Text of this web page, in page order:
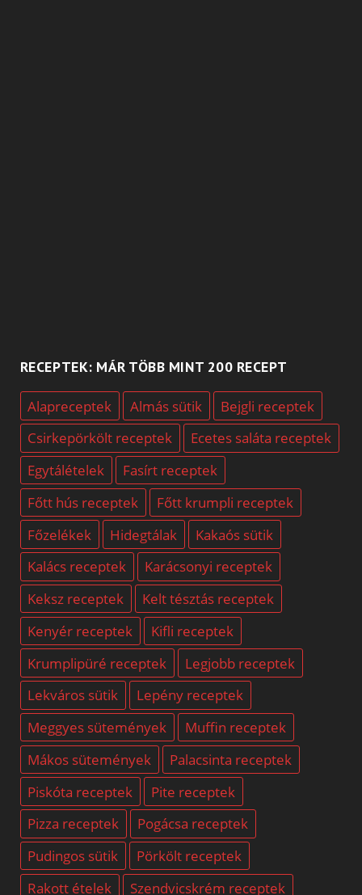
RECEPTEK: MÁR TÖBB MINT 200 RECEPT
Alapreceptek Almás sütik
Bejgli receptek
Csirkepörkölt receptek
Ecetes saláta receptek
Egytálételek
Fasírt receptek
Főtt hús receptek
Főtt krumpli receptek
Főzelékek
Hidegtálak
Kakaós sütik
Kalács receptek
Karácsonyi receptek
Keksz receptek
Kelt tésztás receptek
Kenyér receptek
Kifli receptek
Krumplipüré receptek
Legjobb receptek
Lekváros sütik
Lepény receptek
Meggyes sütemények
Muffin receptek
Mákos sütemények
Palacsinta receptek
Piskóta receptek
Pite receptek
Pizza receptek
Pogácsa receptek
Pudingos sütik
Pörkölt receptek
Rakott ételek
Szendvicskrém receptek